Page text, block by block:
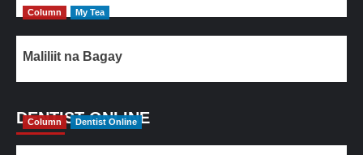
Column My Tea
Maliliit na Bagay
DENTIST ONLINE
Column Dentist Online